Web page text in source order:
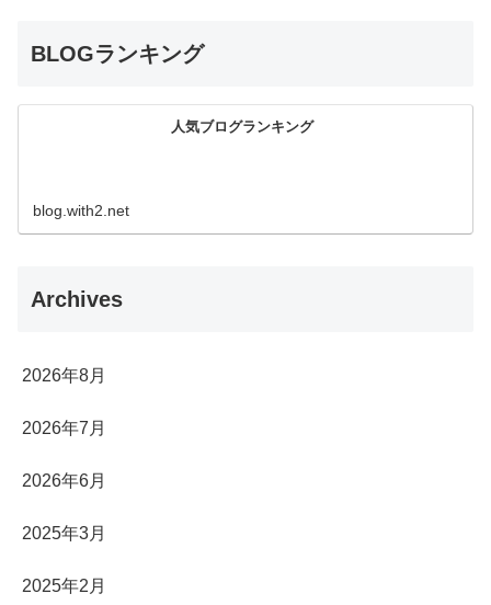
BLOGランキング
人気ブログランキング
blog.with2.net
Archives
2026年8月
2026年7月
2026年6月
2025年3月
2025年2月